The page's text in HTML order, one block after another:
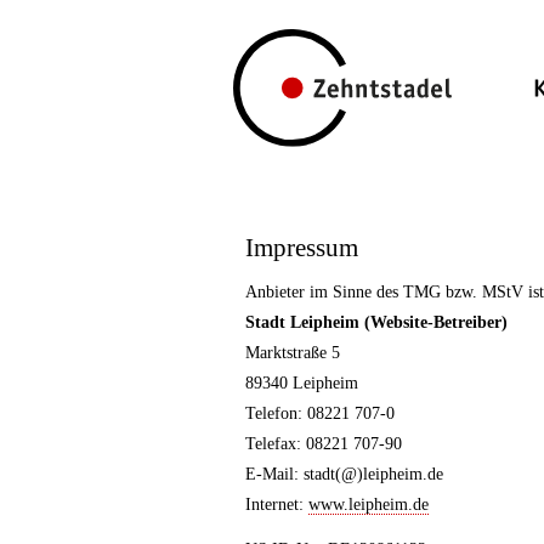
Impressum
Anbieter im Sinne des TMG bzw. MStV
Stadt Leipheim (Website-Betreiber)
Marktstraße 5
89340 Leipheim
Telefon: 08221 707-0
Telefax: 08221 707-90
E-Mail: stadt(@)leipheim.de
Internet: www.leipheim.de